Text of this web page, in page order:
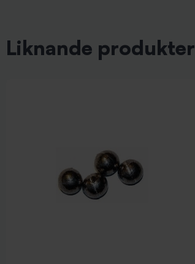
Liknande produkter